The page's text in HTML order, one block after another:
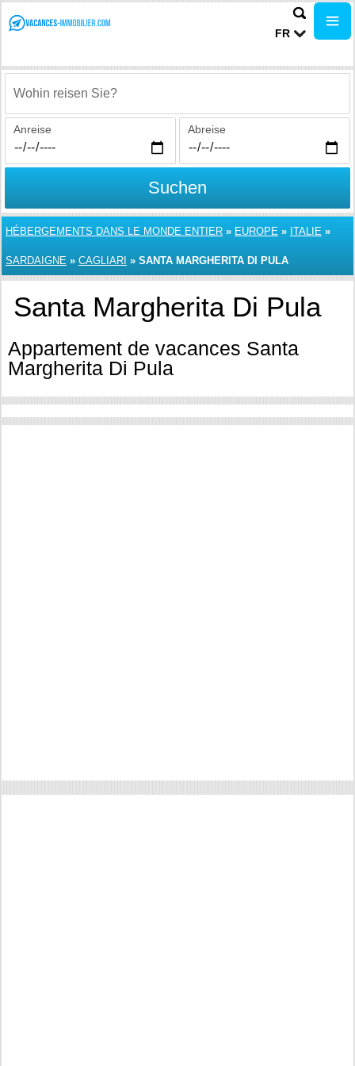
FR
Wohin reisen Sie?
Anreise Abreise
Suchen
HÉBERGEMENTS DANS LE MONDE ENTIER » EUROPE » ITALIE »
SARDAIGNE » CAGLIARI » SANTA MARGHERITA DI PULA
Santa Margherita Di Pula
Appartement de vacances Santa
Margherita Di Pula